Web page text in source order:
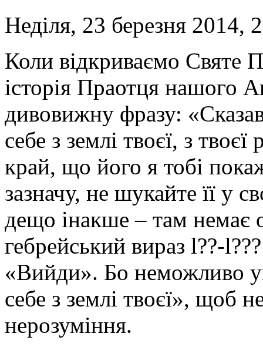
Неділя, 23 березня 2014,
Коли відкриваємо Святе
історія Праотця нашого
дивовижну фразу:
себе з землі твоєї, з
край, що його я тобі
зазначу, не шукайте її у
дещо інакше – там немає
гебрейський вираз l??-
«Вийди». Бо неможливо
себе з землі твоєї», щоб
нерозуміння.